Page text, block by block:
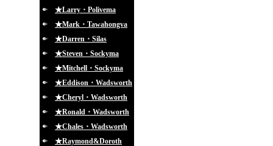
★Larry・Polivema
★Mark・Tawahongva
★Darren・Silas
★Steven・Sockyma
★Mitchell・Sockyma
★Eddison・Wadsworth
★Cheryl・Wadsworth
★Ronald・Wadsworth
★Chales・Wadsworth
★Raymond&Doroth